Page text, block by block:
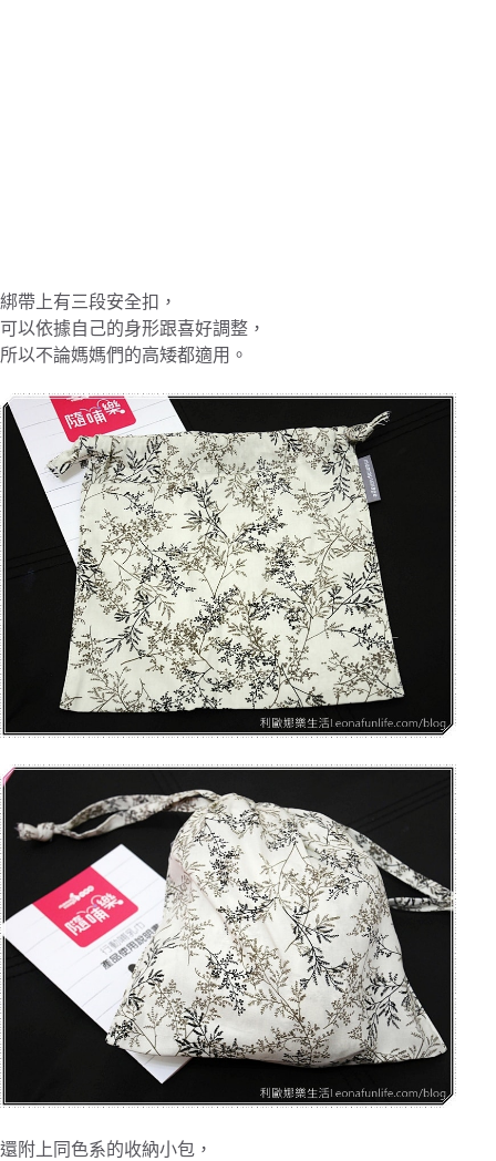
綁帶上有三段安全扣，
可以依據自己的身形跟喜好調整，
所以不論媽媽們的高矮都適用。
還附上同色系的收納小包，